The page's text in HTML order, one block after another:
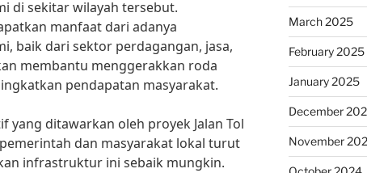
di sekitar wilayah tersebut.
manfaat dari adanya
baik dari sektor perdagangan, jasa,
membantu menggerakkan roda
pendapatan masyarakat.
yang ditawarkan oleh proyek Jalan Tol
dan masyarakat lokal turut
infrastruktur ini sebaik mungkin.
March 2025
February 2025
January 2025
December
November